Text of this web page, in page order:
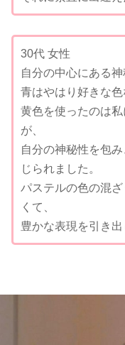
30代 女性
自分の中心にある
青はやはり好きな色
黄色を使ったのは
が、
自分の神秘性を包
じられました。
パステルの色の混
くて、
豊かな表現を引き出